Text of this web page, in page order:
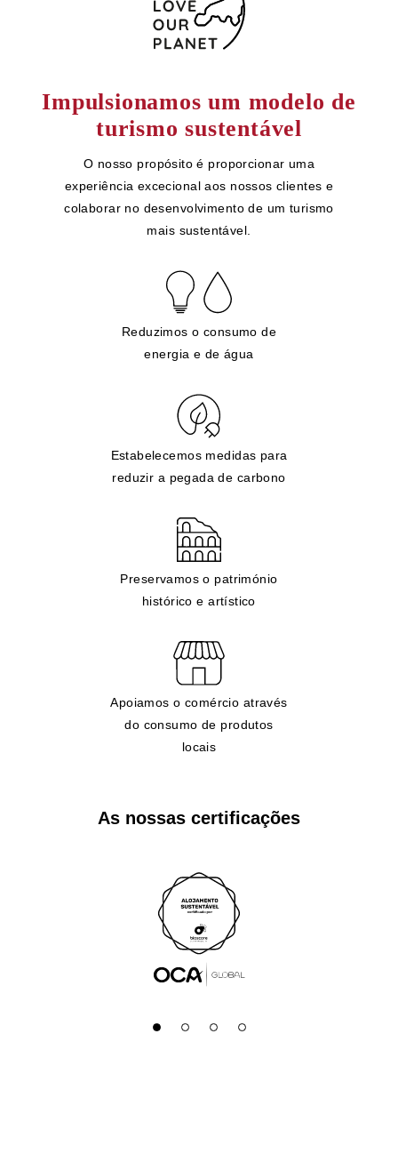
Impulsionamos um modelo de
turismo sustentável
O nosso propósito é proporcionar uma
experiência excecional aos nossos clientes e
colaborar no desenvolvimento de um turismo
mais sustentável.
Reduzimos o consumo de
energia e de água
Estabelecemos medidas para
reduzir a pegada de carbono
Preservamos o património
histórico e artístico
Apoiamos o comércio através
do consumo de produtos
locais
As nossas certificações